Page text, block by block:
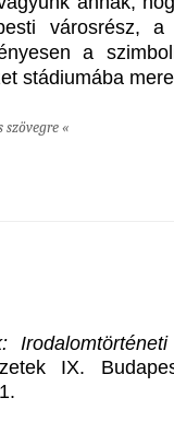
városrész, a
a
stádiumába
szövegre «
IX.